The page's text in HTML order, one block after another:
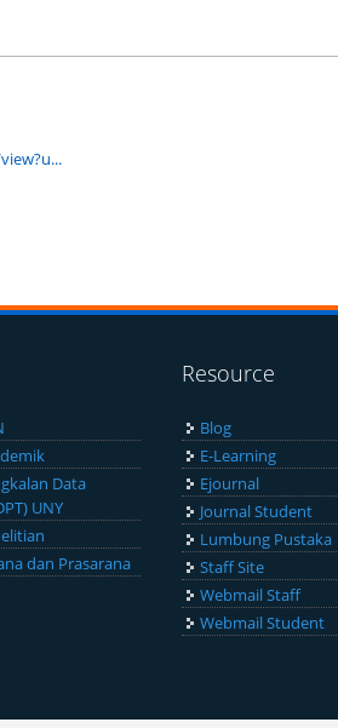
Data
UNY
dan Prasarana
Resource
Blog
E-Learning
Ejournal
Journal Student
Lumbung Pustaka
Staff Site
Webmail Staff
Webmail Student